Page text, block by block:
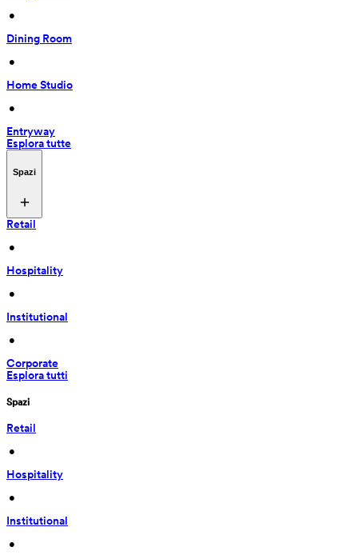
•
Dining Room
•
Home Studio
•
Entryway
Esplora tutte
Spazi
Retail
•
Hospitality
•
Institutional
•
Corporate
Esplora tutti
Spazi
Retail
•
Hospitality
•
Institutional
•